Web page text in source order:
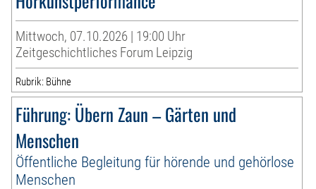
Mittwoch, 07.10.2026 | 19:00 Uhr
Zeitgeschichtliches Forum Leipzig
Rubrik: Bühne
Führung: Übern Zaun – Gärten und
Menschen
Öffentliche Begleitung für hörende und gehörlose
Menschen